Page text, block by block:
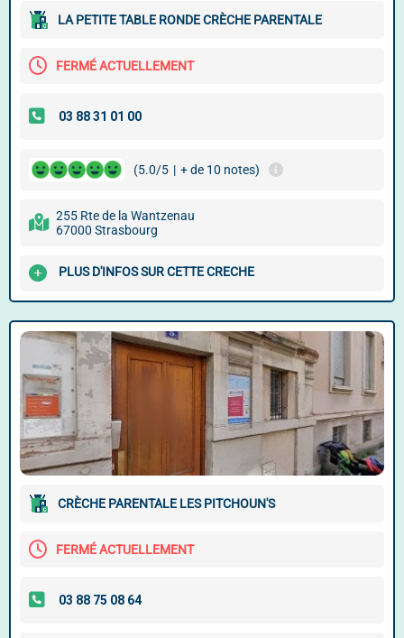
LA PETITE TABLE RONDE CRÈCHE PARENTALE
FERMÉ ACTUELLEMENT
(5.0/5 | + de 10 notes)
255 Rte de la Wantzenau
67000 Strasbourg
PLUS D'INFOS SUR CETTE CRECHE
CRÈCHE PARENTALE LES PITCHOUN'S
FERMÉ ACTUELLEMENT